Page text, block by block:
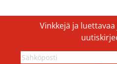
Vinkkejä ja